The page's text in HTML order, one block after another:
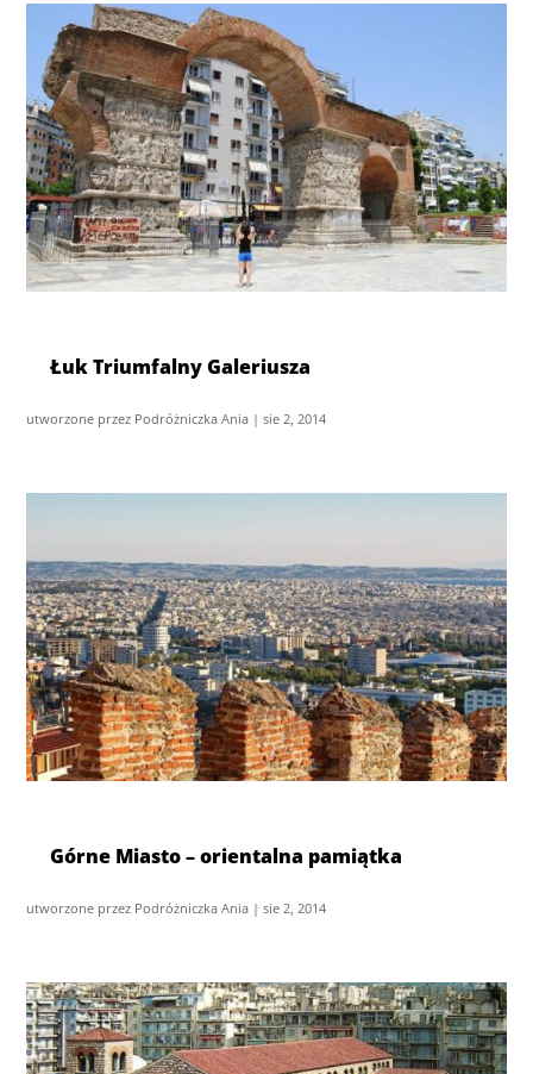
Łuk Triumfalny Galeriusza
utworzone przez Podróżniczka Ania |sie 2, 2014
Górne Miasto – orientalna pamiątka
utworzone przez Podróżniczka Ania |sie 2, 2014